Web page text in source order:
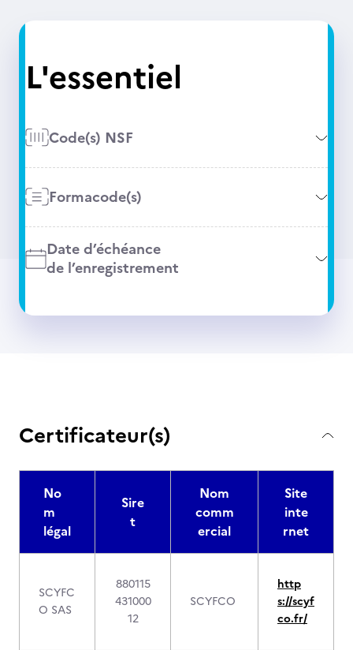
L'essentiel
Code(s) NSF
Formacode(s)
Date d’échéance
de l’enregistrement
Certificateur(s)
No
m
légal
Sire
t
Nom
comm
ercial
Site
inte
rnet
SCYFC
O SAS
880115
431000
12
SCYFCO
http
s://scyf
co.fr/